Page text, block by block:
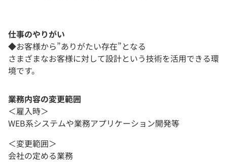
仕事のやりがい
◆お客様から”ありがたい存在”となる
さまざまなお客様に対して設計という技術を活用できる環
境です。
業務内容の変更範囲
＜雇入時＞
WEB系システムや業務アプリケーション開発等
＜変更範囲＞
会社の定める業務